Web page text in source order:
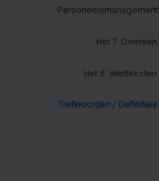
Personeelsmanagement
Hst 7. Diversen
Hst 8. Wetteksten
Trefwoorden / Definities